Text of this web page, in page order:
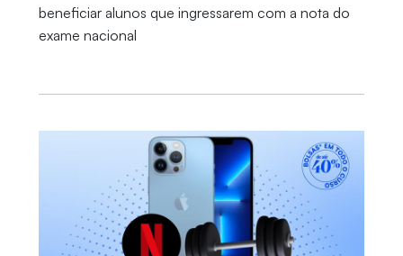
beneficiar alunos que ingressarem com a nota do
exame nacional